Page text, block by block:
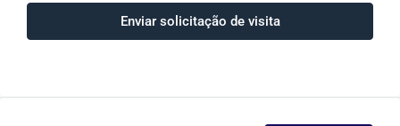
Enviar solicitação de visita